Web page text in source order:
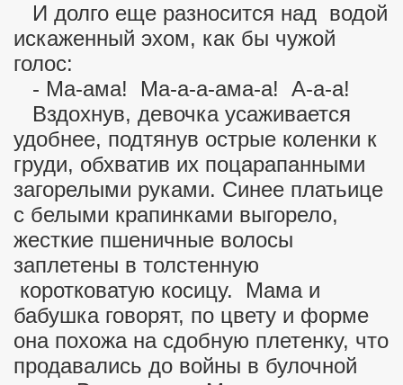
И долго еще разносится над водой
искаженный эхом, как бы чужой
голос:
- Ма-ама! Ма-а-а-ама-а! А-а-а!
Вздохнув, девочка усаживается
удобнее, подтянув острые коленки к
груди, обхватив их поцарапанными
загорелыми руками. Синее платьице
с белыми крапинками выгорело,
жесткие пшеничные волосы
заплетены в толстенную
коротковатую косицу. Мама и
бабушка говорят, по цвету и форме
она похожа на сдобную плетенку, что
продавались до войны в булочной